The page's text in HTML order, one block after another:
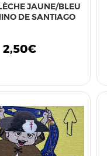
JAUNE/BLEU
DE SANTIAGO
2,50€